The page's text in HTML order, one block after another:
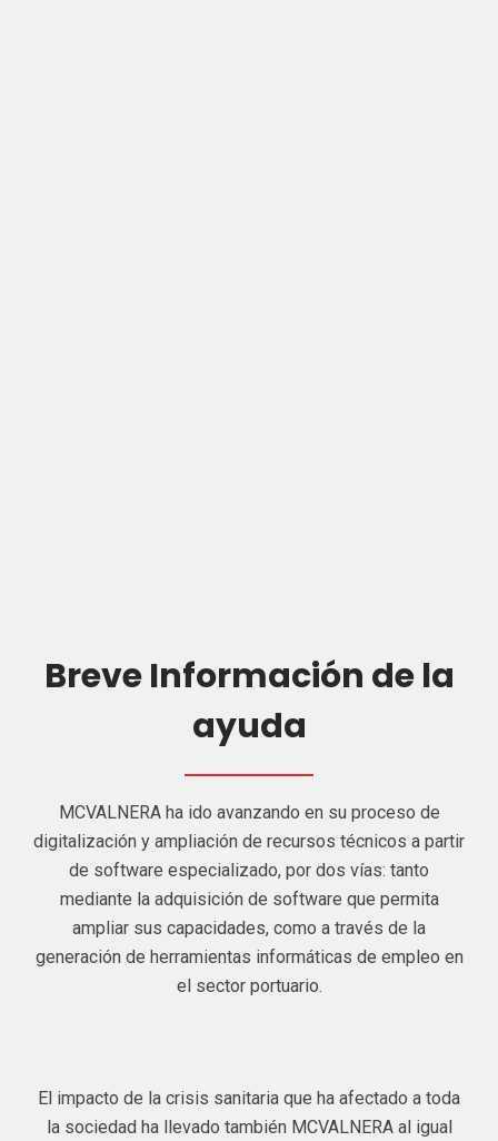
Breve Información de la
ayuda
MCVALNERA ha ido avanzando en su proceso de
digitalización y ampliación de recursos técnicos a partir
de software especializado, por dos vías: tanto
mediante la adquisición de software que permita
ampliar sus capacidades, como a través de la
generación de herramientas informáticas de empleo en
el sector portuario.
El impacto de la crisis sanitaria que ha afectado a toda
la sociedad ha llevado también MCVALNERA al igual